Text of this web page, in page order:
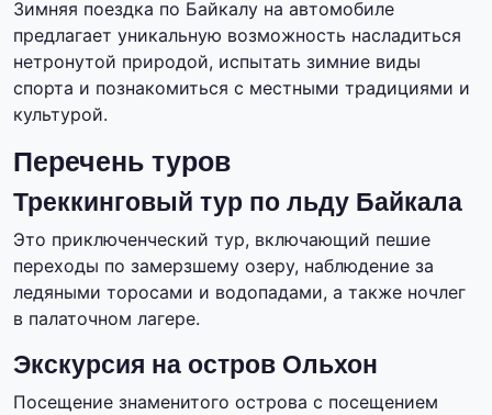
Зимняя поездка по Байкалу на автомобиле
предлагает уникальную возможность насладиться
нетронутой природой, испытать зимние виды
спорта и познакомиться с местными традициями и
культурой.
Перечень туров
Треккинговый тур по льду Байкала
Это приключенческий тур, включающий пешие
переходы по замерзшему озеру, наблюдение за
ледяными торосами и водопадами, а также ночлег
в палаточном лагере.
Экскурсия на остров Ольхон
Посещение знаменитого острова с посещением